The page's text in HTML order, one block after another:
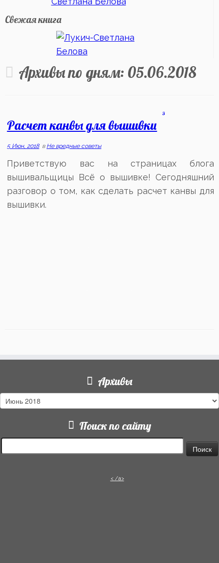
Свежая книга
Архивы по дням: 05.06.2018
Расчет канвы для вышивки
3
5 Июн, 2018в Не вредные советы
Приветствую вас на страницах блога
вышивальщицы Всё о вышивке! Сегодняшний
разговор о том, как сделать расчет канвы для
вышивки.
Архивы
Архивы
Поиск по сайту
< /a>